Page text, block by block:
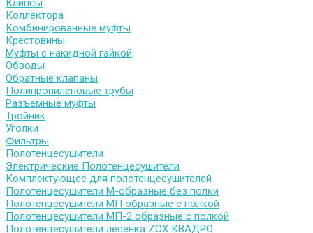
Клипсы
Коллектора
Комбинированные муфты
Крестовины
Муфты с накидной гайкой
Обводы
Обратные клапаны
Полипропиленовые трубы
Разъемные муфты
Тройник
Уголки
Фильтры
Полотенцесушители
Электрические Полотенцесушители
Комплектующее для полотенцесушителей
Полотенцесушители М-образные без полки
Полотенцесушители МП образные с полкой
Полотенцесушители МП-2 образные с полкой
Полотенцесушители лесенка ZOX КВАДРО